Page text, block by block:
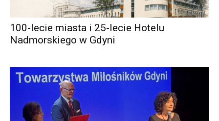
100-lecie miasta i 25-lecie Hotelu
Nadmorskiego w Gdyni